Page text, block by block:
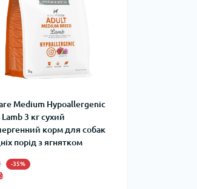
Medium Hypoallergenic
3 кг сухий
корм для собак
порід з ягнятком
-35%